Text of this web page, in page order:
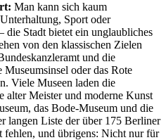
Man kann sich kaum
Sport oder
die Stadt bietet ein unglaubliches
von den klassischen Zielen
und die
oder das Rote
Viele Museen laden die
alter Meister und moderne Kunst
das Bode-Museum und die
langen Liste der über 175 Berliner
fehlen, und übrigens: Nicht nur für